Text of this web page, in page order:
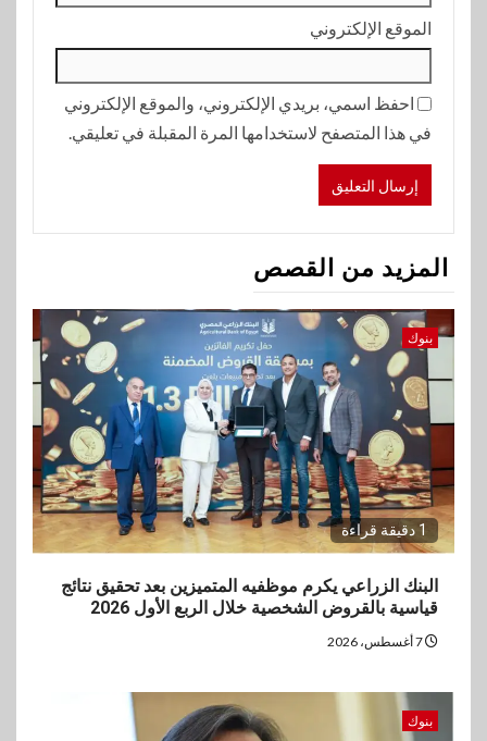
الموقع الإلكتروني
احفظ اسمي، بريدي الإلكتروني، والموقع الإلكتروني
في هذا المتصفح لاستخدامها المرة المقبلة في تعليقي.
المزيد من القصص
بنوك
1 دقيقة قراءة
البنك الزراعي يكرم موظفيه المتميزين بعد تحقيق نتائج
قياسية بالقروض الشخصية خلال الربع الأول 2026
بنوك